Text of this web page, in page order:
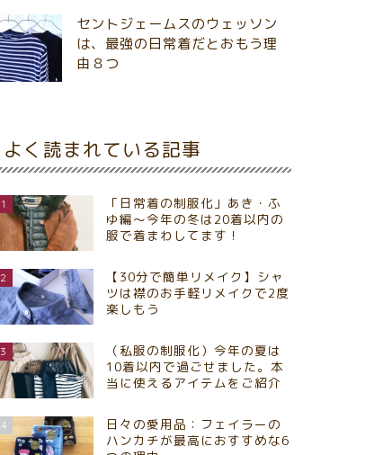
セントジェームスのウェッソン
は、最強の日常着だとおもう理
由８つ
よく読まれている記事
1
「日常着の制服化」あき・ふ
ゆ編～今年の冬は20着以内の
服で着まわしてます！
2
【30分で簡単リメイク】シャ
ツは襟のお手軽リメイクで2度
楽しもう
3
（私服の制服化）今年の夏は
10着以内で過ごせました。本
当に使えるアイテムをご紹介
4
日々の愛用品：フェイラーの
ハンカチが最高におすすめな6